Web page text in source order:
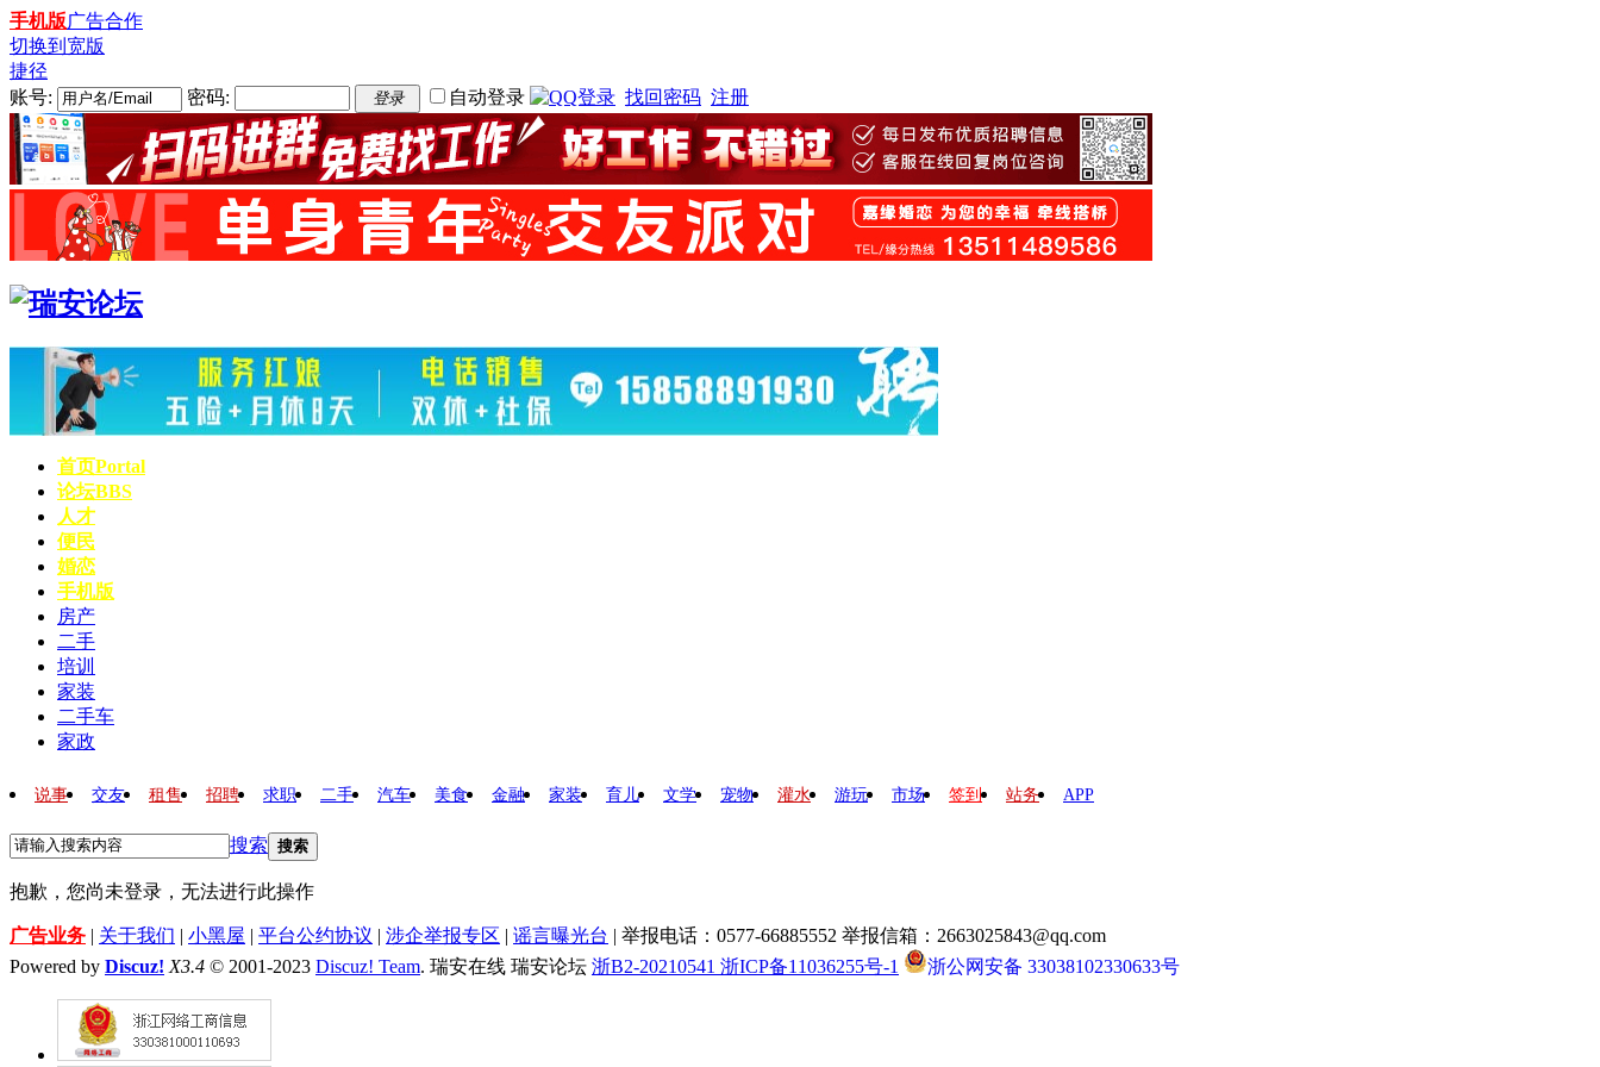
手机版广告合作
切换到宽版
捷径
账号:
密码: 登录 自动登录 找回密码 注册
首页Portal
论坛BBS
人才
便民
婚恋
手机版
房产
二手
培训
家装
二手车
家政
说事 交友 租售 招聘 求职 二手 汽车 美食 金融 家装 育儿 文学 宠物 灌水 游玩 市场 签到 站务 APP
搜索 搜索
抱歉，您尚未登录，无法进行此操作
广告业务 | 关于我们 | 小黑屋 | 平台公约协议 | 涉企举报专区 | 谣言曝光台 | 举报电话：0577-66885552 举报信箱：2663025843@qq.com
Powered by Discuz! X3.4 © 2001-2023 Discuz! Team. 瑞安在线 瑞安论坛 浙B2-20210541 浙ICP备11036255号-1 浙公网安备 33038102330633号